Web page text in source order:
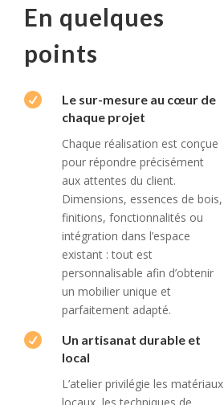
En quelques
points

Le sur-mesure au cœur de
chaque projet
Chaque réalisation est conçue
pour répondre précisément
aux attentes du client.
Dimensions, essences de bois,
finitions, fonctionnalités ou
intégration dans l’espace
existant : tout est
personnalisable afin d’obtenir
un mobilier unique et
parfaitement adapté.

Un artisanat durable et
local
L’atelier privilégie les matériaux
locaux, les techniques de